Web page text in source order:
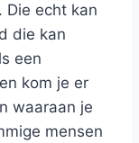
Die echt kan
die kan
een
kom je er
waaraan je
mensen